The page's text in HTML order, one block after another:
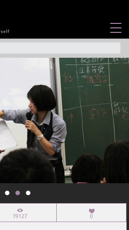
焦點企劃
社會企業
認識我們
19127 0